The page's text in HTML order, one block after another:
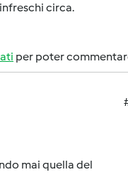
circa.
per poter
mai quella del